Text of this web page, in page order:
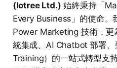
(Iotree Ltd.) 始終秉持「
Every Business」的使命。
Power Marketing 技術，更
統集成、AI Chatbot 部署、
Training）的一站式轉型支